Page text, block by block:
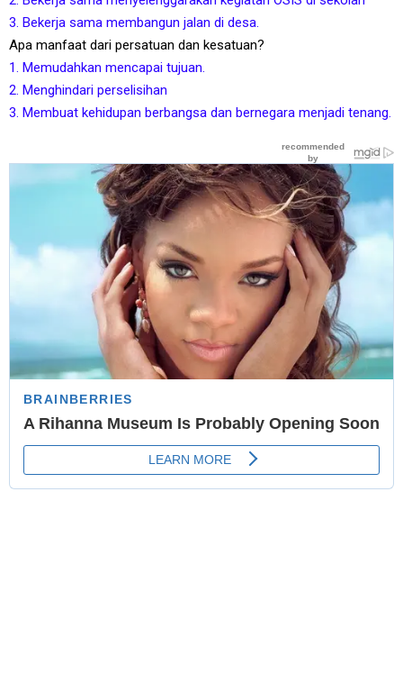
3. Bekerja sama membangun jalan di desa.
Apa manfaat dari persatuan dan kesatuan?
1. Memudahkan mencapai tujuan.
2. Menghindari perselisihan
3. Membuat kehidupan berbangsa dan bernegara menjadi tenang.